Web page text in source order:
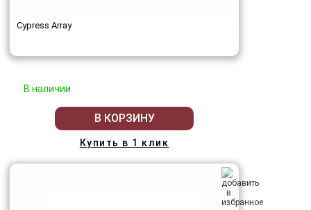
Cypress Array
В наличии
В КОРЗИНУ
Купить в 1 клик